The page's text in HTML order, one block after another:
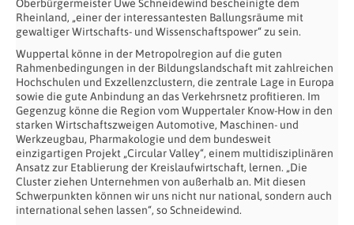
Oberbürgermeister Uwe Schneidewind bescheinigte dem
Rheinland, „einer der interessantesten Ballungsräume mit
gewaltiger Wirtschafts- und Wissenschaftspower“ zu sein.
Wuppertal könne in der Metropolregion auf die guten
Rahmenbedingungen in der Bildungslandschaft mit zahlreichen
Hochschulen und Exzellenzclustern, die zentrale Lage in Europa
sowie die gute Anbindung an das Verkehrsnetz profitieren. Im
Gegenzug könne die Region vom Wuppertaler Know-How in den
starken Wirtschaftszweigen Automotive, Maschinen- und
Werkzeugbau, Pharmakologie und dem bundesweit
einzigartigen Projekt „Circular Valley“, einem multidisziplinären
Ansatz zur Etablierung der Kreislaufwirtschaft, lernen. „Die
Cluster ziehen Unternehmen von außerhalb an. Mit diesen
Schwerpunkten können wir uns nicht nur national, sondern auch
international sehen lassen“, so Schneidewind.